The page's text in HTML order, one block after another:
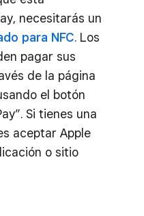
necesitarás un
para NFC. Los
pagar sus
de la página
el botón
Si tienes una
aceptar Apple
o sitio